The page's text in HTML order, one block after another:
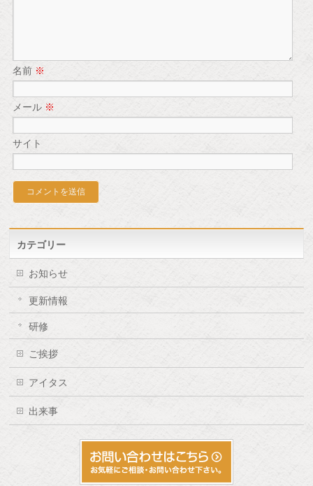
名前 ※
メール ※
サイト
カテゴリー
お知らせ
更新情報
研修
ご挨拶
アイタス
出来事